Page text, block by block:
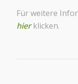
Für weitere
hier klicken.